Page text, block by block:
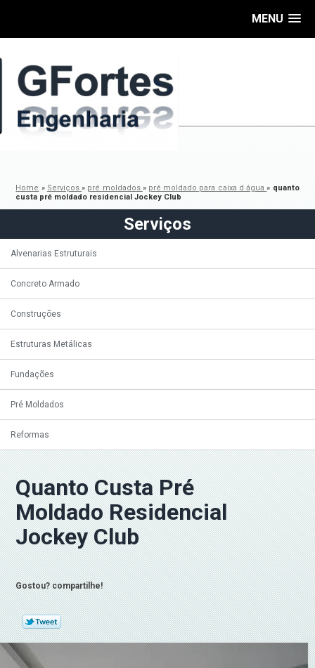
MENU
Home » Serviços» pré moldados » pré moldado para caixa d água» quanto
custa pré moldado residencial Jockey Club
Serviços
Alvenarias Estruturais
Concreto Armado
Construções
Estruturas Metálicas
Fundações
Pré Moldados
Reformas
Quanto Custa Pré
Moldado Residencial
Jockey Club
Gostou? compartilhe!